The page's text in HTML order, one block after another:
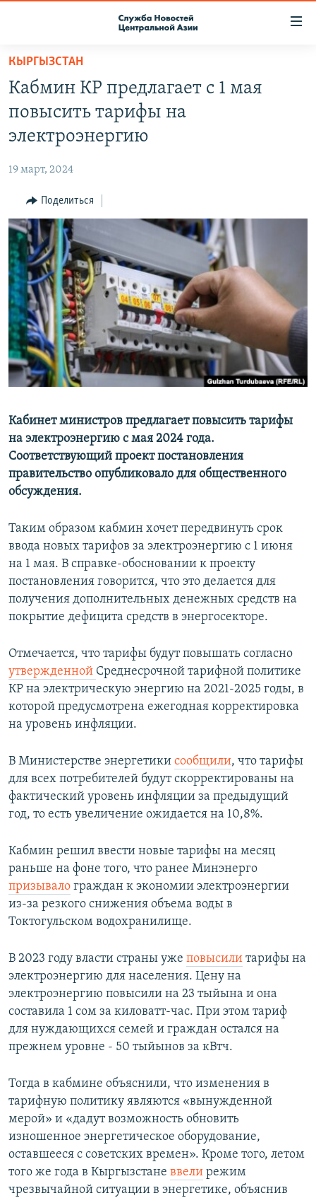
Вернуться
основному
содержанию
главной
навигации
Вернутся
поиску
О ПРОЕКТЕ
НАСТОЯЩЕЕ ВРЕМЯ
МИГРАНТ МЕДИА
КЫРГЫЗСТАН
Кабмин КР предлагает с 1 мая
повысить тарифы на
электроэнергию
19 март, 2024
Поделиться
Кабинет министров предлагает повысить тарифы
на электроэнергию с мая 2024 года.
Соответствующий проект постановления
правительство опубликовало для общественного
обсуждения.
Таким образом кабмин хочет передвинуть срок
ввода новых тарифов за электроэнергию с 1 июня
на 1 мая. В справке-обосновании к проекту
постановления говорится, что это делается для
получения дополнительных денежных средств на
покрытие дефицита средств в энергосекторе.
Отмечается, что тарифы будут повышать согласно
утвержденной Среднесрочной тарифной политике
КР на электрическую энергию на 2021-2025 годы, в
которой предусмотрена ежегодная корректировка
на уровень инфляции.
В Министерстве энергетики сообщили, что тарифы
для всех потребителей будут скорректированы на
фактический уровень инфляции за предыдущий
год, то есть увеличение ожидается на 10,8%.
Кабмин решил ввести новые тарифы на месяц
раньше на фоне того, что ранее Минэнерго
призывало граждан к экономии электроэнергии
из-за резкого снижения объема воды в
Токтогульском водохранилище.
В 2023 году власти страны уже повысили тарифы на
электроэнергию для населения. Цену на
электроэнергию повысили на 23 тыйына и она
составила 1 сом за киловатт-час. При этом тариф
для нуждающихся семей и граждан остался на
прежнем уровне - 50 тыйынов за кВтч.
Тогда в кабмине объяснили, что изменения в
тарифную политику являются «вынужденной
мерой» и «дадут возможность обновить
изношенное энергетическое оборудование,
оставшееся с советских времен». Кроме того, летом
того же года в Кыргызстане ввели режим
чрезвычайной ситуации в энергетике, объяснив